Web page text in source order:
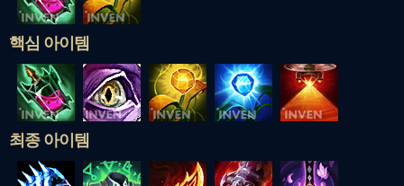
핵심 아이템
최종 아이템